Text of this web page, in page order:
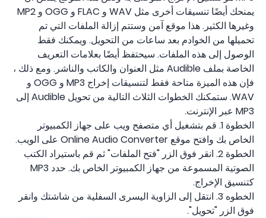
يمنحك أيضًا تنسيقات أخرى مثل WAV و FLAC و OGG و MP2
وغيرها الكثير. هذا موقع آمن وستتم إزالة الملفات التي تم
تحميلها من الخوادم بعد ساعات من التحويل. ويمكنك فقط
الوصول إلى هذه الملفات. سيحتفظ أيضًا بعلامات التعريف
الخاصة بملف Audible مثل العنوان والكاتب والناشر. ومع ذلك ،
فإن هذه الميزة متاحة فقط لتنسيقات إخراج MP3 و OGG و
WAV. ستمكنك الخطوات الثلاث التالية من تحويل Audible إلى
MP3 عبر الإنترنت.
الخطوة 1. قم بتشغيل أي متصفح ويب على جهاز الكمبيوتر
الخاص بك وافتح موقع Online Audio Converter على الويب.
الخطوة 2. انقر فوق الزر "فتح الملفات" ثم قم باستيراد الكتب
الصوتية المسموعة من جهاز الكمبيوتر الخاص بك. حدد MP3
كتنسيق الإخراج.
الخطوه 3. انتقل إلى الزاوية اليسرى السفلية من شاشتك وانقر
فوق الزر "تحويل".